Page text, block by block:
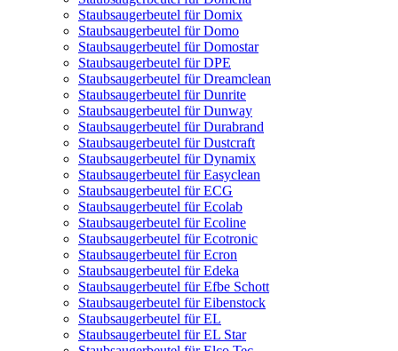
Staubsaugerbeutel für Domix
Staubsaugerbeutel für Domo
Staubsaugerbeutel für Domostar
Staubsaugerbeutel für DPE
Staubsaugerbeutel für Dreamclean
Staubsaugerbeutel für Dunrite
Staubsaugerbeutel für Dunway
Staubsaugerbeutel für Durabrand
Staubsaugerbeutel für Dustcraft
Staubsaugerbeutel für Dynamix
Staubsaugerbeutel für Easyclean
Staubsaugerbeutel für ECG
Staubsaugerbeutel für Ecolab
Staubsaugerbeutel für Ecoline
Staubsaugerbeutel für Ecotronic
Staubsaugerbeutel für Ecron
Staubsaugerbeutel für Edeka
Staubsaugerbeutel für Efbe Schott
Staubsaugerbeutel für Eibenstock
Staubsaugerbeutel für EL
Staubsaugerbeutel für EL Star